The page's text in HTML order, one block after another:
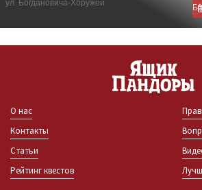
ул. Богдановича-Хоружей
О нас
Контакты
Статьи
Рейтинг квестов